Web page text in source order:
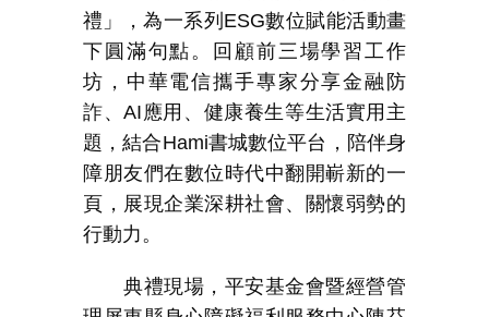
禮」，為一系列 ESG數位賦能活動畫
下圓滿句點。回顧前三場學習工作
坊，中華電信攜手專家分享金融防
詐、AI 應用、健康養生等生活實用主
題，結合Hami書城數位平台，陪伴身
障朋友們在數位時代中翻開嶄新的一
頁，展現企業深耕社會、關懷弱勢的
行動力。
典禮現場，平安基金會暨經營管